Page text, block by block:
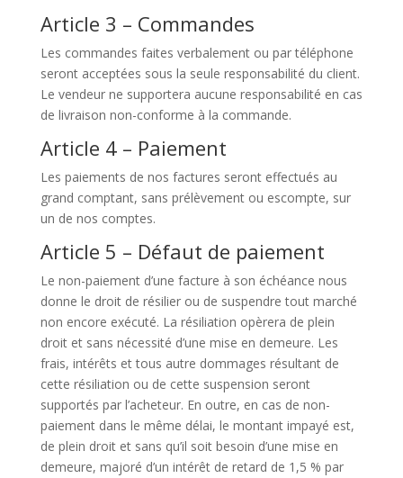
Article 3 – Commandes
Les commandes faites verbalement ou par téléphone
seront acceptées sous la seule responsabilité du client.
Le vendeur ne supportera aucune responsabilité en cas
de livraison non-conforme à la commande.
Article 4 – Paiement
Les paiements de nos factures seront effectués au
grand comptant, sans prélèvement ou escompte, sur
un de nos comptes.
Article 5 – Défaut de paiement
Le non-paiement d’une facture à son échéance nous
donne le droit de résilier ou de suspendre tout marché
non encore exécuté. La résiliation opèrera de plein
droit et sans nécessité d’une mise en demeure. Les
frais, intérêts et tous autre dommages résultant de
cette résiliation ou de cette suspension seront
supportés par l’acheteur. En outre, en cas de non-
paiement dans le même délai, le montant impayé est,
de plein droit et sans qu’il soit besoin d’une mise en
demeure, majoré d’un intérêt de retard de 1,5 % par